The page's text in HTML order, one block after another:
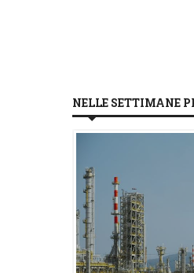
NELLE SETTIMANE